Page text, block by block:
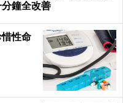
分鐘全改善
性命